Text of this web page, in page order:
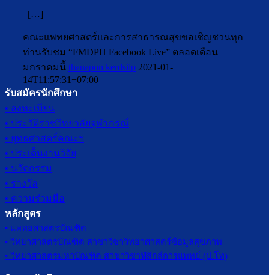
[…]
คณะแพทยศาสตร์และการสาธารณสุขขอเชิญชวนทุก
ท่านรับชม “FMDPH Facebook Live” ตลอดเดือน
มกราคมนี้ thanapon kerdsilp 2021-01-
14T11:57:31+07:00
รับสมัครนักศึกษา
• ลงทะเบียน
• ประวัติราชวิทยาลัยจุฬาภรณ์
• ยุทธศาสตร์คณะฯ
• ประเด็นงานวิจัย
• นวัตกรรม
• รางวัล
• ความร่วมมือ
หลักสูตร
• แพทยศาสตรบัณฑิต
• วิทยาศาสตรบัณฑิต สาขาวิชาวิทยาศาสตร์ข้อมูลสุขภาพ
• วิทยาศาสตรมหาบัณฑิต สาขาวิชาฟิสิกส์การแพทย์ (ป.โท)